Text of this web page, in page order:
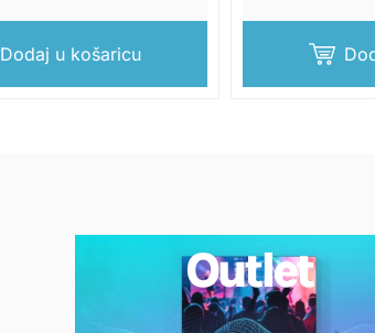
Dodaj u košaricu
Outlet